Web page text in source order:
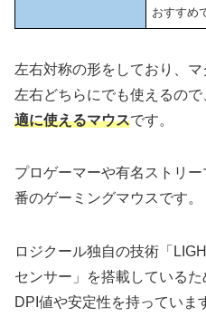
おすすめ
左右対称の形をしており、
左右どちらにでも使えるので
適に使えるマウスです。
プロゲーマーや有名ストリ
番のゲーミングマウスです。
ロジクール独自の技術「
センサー」を搭載している
DPI値や安定性を持っていま